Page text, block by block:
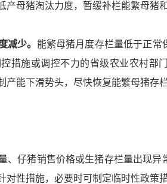
母猪淘汰力度，暂缓补栏能繁母猪
减少。 能繁母猪月度存栏量低于正常
措施或调控不力的省级农业农村部
能下滑势头，尽快恢复能繁母猪存栏
、仔猪销售价格或生猪存栏量出现异
性措施，必要时可制定临时性政策